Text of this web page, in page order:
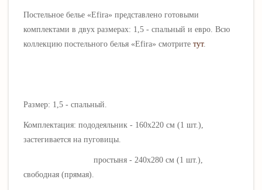
Постельное белье «Efira» представлено готовыми
комплектами в двух размерах: 1,5 - спальный и евро. Всю
коллекцию постельного белья «Efira» смотрите тут.
Размер: 1,5 - спальный.
Комплектация: пододеяльник - 160х220 см (1 шт.),
застегивается на пуговицы.
простыня - 240х280 см (1 шт.),
свободная (прямая).